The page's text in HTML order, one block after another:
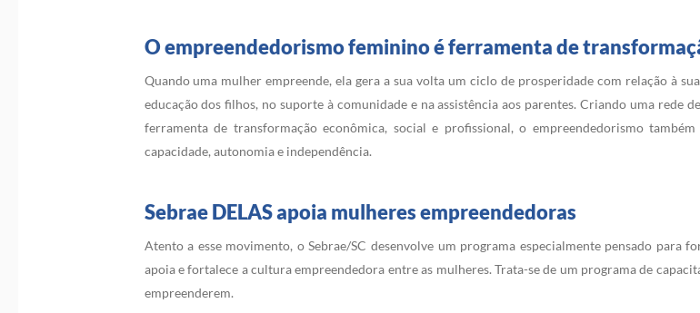
O empreendedorismo feminino é ferramenta de
Quando uma mulher empreende, ela gera a sua volta um ciclo de prosperidade com relação à
educação dos filhos, no suporte à comunidade e na assistência aos parentes. Criando uma
ferramenta de transformação econômica, social e profissional, o empreendedorismo
capacidade, autonomia e independência.
Sebrae DELAS apoia mulheres empreendedoras
Atento a esse movimento, o Sebrae/SC desenvolve um programa especialmente pensado para
apoia e fortalece a cultura empreendedora entre as mulheres. Trata-se de um programa de
empreenderem.